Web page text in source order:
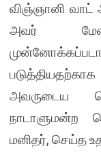
விஞ்ஞானி வாட்
அவர்
அவருடைய
மனிதர், செய்த